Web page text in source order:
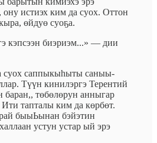
ону истиэх ким да суох. Оттон
өйдуө cyoҕa.
кэпсээн биэриэм...» — дии
суох саппыкыһыты саныы-
Түүн кинилэргэ Терентий
баран,, төбөлөрун анныгар
тапталы ким да көрбөт.
быыЬынан бэйэтин
устун устар ый эрэ